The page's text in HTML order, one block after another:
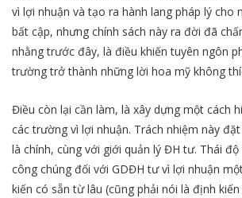
vì lợi nhuận và tạo ra hành lang pháp lý cho
bất cập, nhưng chính sách này ra đời đã
nhằng trước đây, là điều khiến tuyên ngôn
trường trở thành những lời hoa mỹ không
Điều còn lại cần làm, là xây dựng một cách
các trường vì lợi nhuận. Trách nhiệm này
là chính, cùng với giới quản lý ĐH tư. Thái
công chúng đối với GDĐH tư vì lợi nhuận
kiến có sẵn từ lâu (cũng phải nói là định